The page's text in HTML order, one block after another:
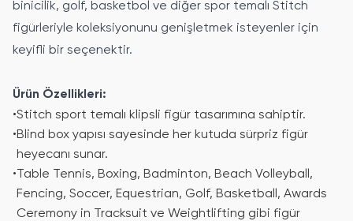
binicilik, golf, basketbol ve diğer spor temalı Stitch
figürleriyle koleksiyonunu genişletmek isteyenler için
keyifli bir seçenektir.
Ürün Özellikleri:
•Stitch sport temalı klipsli figür tasarımına sahiptir.
•Blind box yapısı sayesinde her kutuda sürpriz figür
heyecanı sunar.
•Table Tennis, Boxing, Badminton, Beach Volleyball,
Fencing, Soccer, Equestrian, Golf, Basketball, Awards
Ceremony in Tracksuit ve Weightlifting gibi figür